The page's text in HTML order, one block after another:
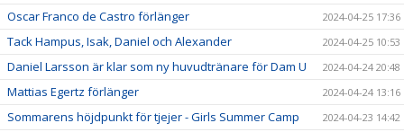
Oscar Franco de Castro förlänger 2024-04-25 17:36
Tack Hampus, Isak, Daniel och Alexander 2024-04-25 10:53
Daniel Larsson är klar som ny huvudtränare för Dam U 2024-04-24 20:48
Mattias Egertz förlänger 2024-04-24 13:16
Sommarens höjdpunkt för tjejer - Girls Summer Camp 2024-04-23 14:42